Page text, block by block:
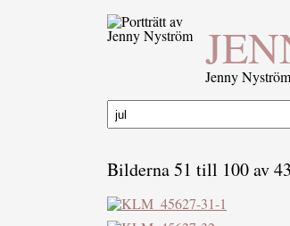
Jenny
Bilderna 51 till 100 av